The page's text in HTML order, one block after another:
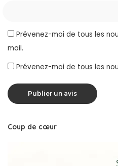
Prévenez-moi de tous les
mail.
Prévenez-moi de tous les
Coup de cœur